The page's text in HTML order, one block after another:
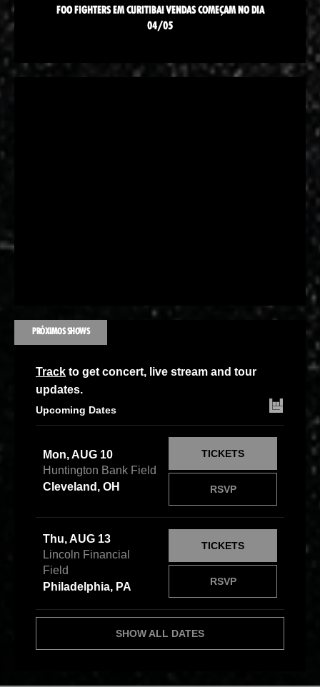
FOO FIGHTERS EM CURITIBA! VENDAS COMEÇAM NO DIA
04/05
PRÓXIMOS SHOWS
Track to get concert, live stream and tour
updates.
Upcoming Dates
Mon, AUG 10
Huntington Bank Field
Cleveland, OH
RSVP
TICKETS
Thu, AUG 13
Lincoln Financial
Field
Philadelphia, PA
RSVP
TICKETS
SHOW ALL DATES